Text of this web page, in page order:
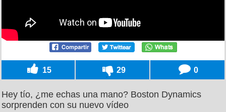
15 29 0
Hey tío, ¿me echas una mano? Boston Dynamics
sorprenden con su nuevo vídeo